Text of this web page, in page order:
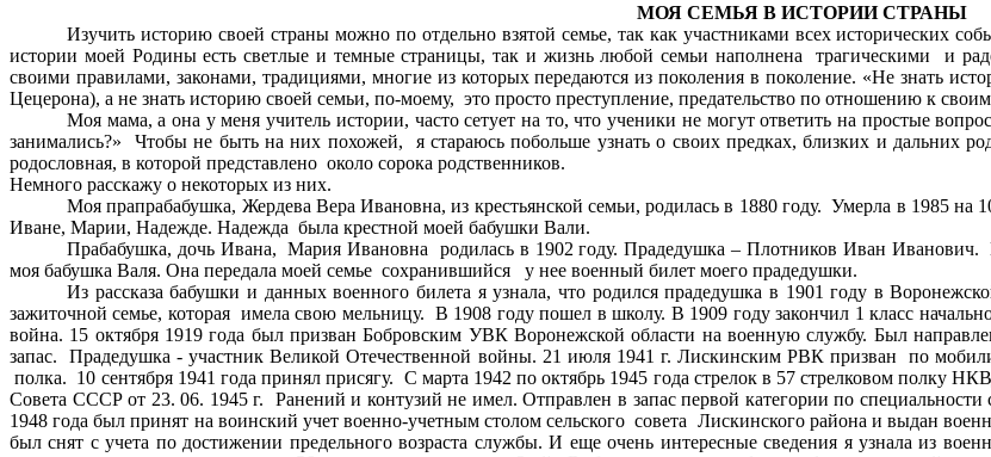
МОЯ СЕМЬЯ В ИСТОРИИ СТРАНЫ
Изучить историю своей страны можно по отдельно взятой семье, так как участниками всех исторических
истории моей Родины есть светлые и темные страницы, так и жизнь любой семьи наполнена трагическими и
своими правилами, законами, традициями, многие из которых передаются из поколения в поколение. «Не знать
Цецерона), а не знать историю своей семьи, по-моему, это просто преступление, предательство по отношению к
Моя мама, а она у меня учитель истории, часто сетует на то, что ученики не могут ответить на простые
занимались?» Чтобы не быть на них похожей, я стараюсь побольше узнать о своих предках, близких и дальних
родословная, в которой представлено около сорока родственников.
Немного расскажу о некоторых из них.
Моя прапрабабушка, Жердева Вера Ивановна, из крестьянской семьи, родилась в 1880 году. Умерла в 1985
Иване, Марии, Надежде. Надежда была крестной моей бабушки Вали.
Прабабушка, дочь Ивана, Мария Ивановна родилась в 1902 году. Прадедушка – Плотников Иван
моя бабушка Валя. Она передала моей семье сохранившийся у нее военный билет моего прадедушки.
Из рассказа бабушки и данных военного билета я узнала, что родился прадедушка в 1901 году в
зажиточной семье, которая имела свою мельницу. В 1908 году пошел в школу. В 1909 году закончил 1 класс
война. 15 октября 1919 года был призван Бобровским УВК Воронежской области на военную службу. Был
запас. Прадедушка - участник Великой Отечественной войны. 21 июля 1941 г. Лискинским РВК призван по
полка. 10 сентября 1941 года принял присягу. С марта 1942 по октябрь 1945 года стрелок в 57 стрелковом полку
Совета СССР от 23. 06. 1945 г. Ранений и контузий не имел. Отправлен в запас первой категории по
1948 года был принят на воинский учет военно-учетным столом сельского совета Лискинского района и выдан
был снят с учета по достижении предельного возраста службы. И еще очень интересные сведения я узнала из